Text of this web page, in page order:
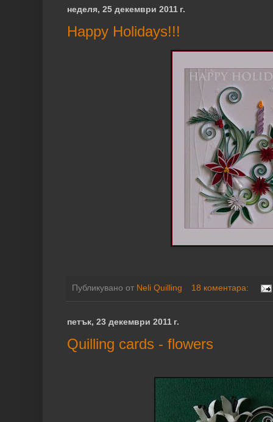
неделя, 25 декември 2011 г.
Happy Holidays!!!
Публикувано от Neli Quilling 18 коментара:
петък, 23 декември 2011 г.
Quilling cards - flowers